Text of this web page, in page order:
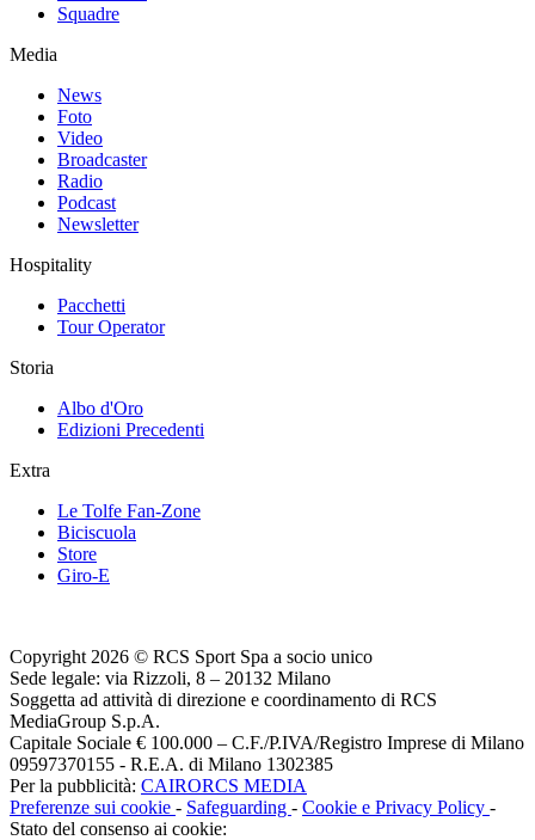
Squadre
Media
News
Foto
Video
Broadcaster
Radio
Podcast
Newsletter
Hospitality
Pacchetti
Tour Operator
Storia
Albo d'Oro
Edizioni Precedenti
Extra
Le Tolfe Fan-Zone
Biciscuola
Store
Giro-E
Copyright 2026 © RCS Sport Spa a socio unico
Sede legale: via Rizzoli, 8 – 20132 Milano
Soggetta ad attività di direzione e coordinamento di RCS
MediaGroup S.p.A.
Capitale Sociale € 100.000 – C.F./P.IVA/Registro Imprese di Milano
09597370155 - R.E.A. di Milano 1302385
Per la pubblicità: CAIRORCS MEDIA
Preferenze sui cookie - Safeguarding - Cookie e Privacy Policy -
Stato del consenso ai cookie: